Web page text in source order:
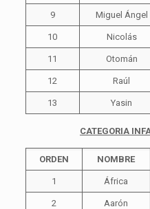
9 Miguel Ángel
10 Nicolás
11 Otomán
12 Raúl
13 Yasin
CATEGORIA
ORDEN NOMBRE
1 África
2 Aarón